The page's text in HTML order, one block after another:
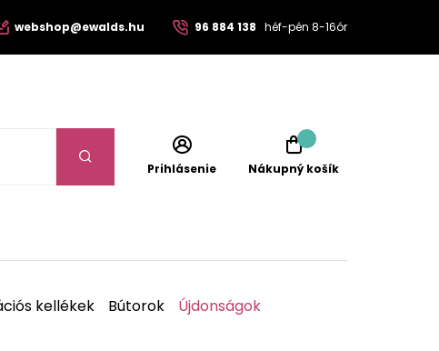
webshop@ewalds.hu 96 884 138 héf-pén 8-16ór
Prihlásenie Nákupný košík
kellékek Bútorok Újdonságok